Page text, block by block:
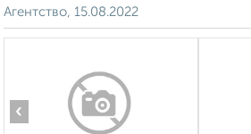
Агентство, 15.08.2022
‹